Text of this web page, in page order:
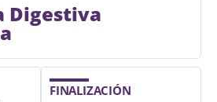
Digestiva
FINALIZACIÓN